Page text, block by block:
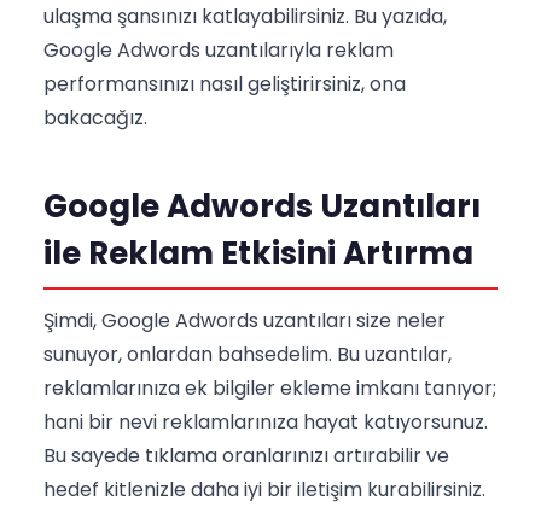
ulaşma şansınızı katlayabilirsiniz. Bu yazıda,
Google Adwords uzantılarıyla reklam
performansınızı nasıl geliştirirsiniz, ona
bakacağız.
Google Adwords Uzantıları
ile Reklam Etkisini Artırma
Şimdi, Google Adwords uzantıları size neler
sunuyor, onlardan bahsedelim. Bu uzantılar,
reklamlarınıza ek bilgiler ekleme imkanı tanıyor;
hani bir nevi reklamlarınıza hayat katıyorsunuz.
Bu sayede tıklama oranlarınızı artırabilir ve
hedef kitlenizle daha iyi bir iletişim kurabilirsiniz.